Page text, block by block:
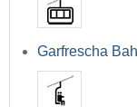
Garfrescha